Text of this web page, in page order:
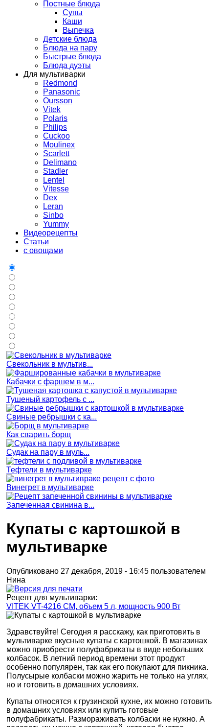
Постные блюда
Супы
Каши
Выпечка
Детские блюда
Блюда на пару
Быстрые блюда
Блюда дуэты
Для мультиварки
Redmond
Panasonic
Oursson
Vitek
Polaris
Philips
Cuckoo
Moulinex
Scarlett
Delimano
Stadler
Lentel
Vitesse
Dex
Leran
Sinbo
Yummy
Видеорецепты
Статьи
с овощами
Свекольник в мультив...
Кабачки с фаршем в м...
Тушеный картофель с ...
Свиные ребрышки с ка...
Как сварить борщ
Судак на пару в муль...
Тефтели в мультиварке
Винегрет в мультиварке
Запеченная свинина в...
Купаты с картошкой в
мультиварке
Опубликовано 27 декабря, 2019 - 16:45 пользователем
Нина
Рецепт для мультиварки:
VITEK VT-4216 CM, объем 5 л, мощность 900 Вт
Здравствуйте! Сегодня я расскажу, как приготовить в
мультиварке вкусные купаты с картошкой. В магазинах
можно приобрести полуфабрикаты в виде небольших
колбасок. В летний период времени этот продукт
особенно популярен, так как его покупают для пикника.
Полусырые колбаски можно жарить не только на углях,
но и готовить в домашних условиях.
Купаты относятся к грузинской кухне, их можно готовить
в домашних условиях или купить готовые
полуфабрикаты. Размораживать колбаски не нужно. А